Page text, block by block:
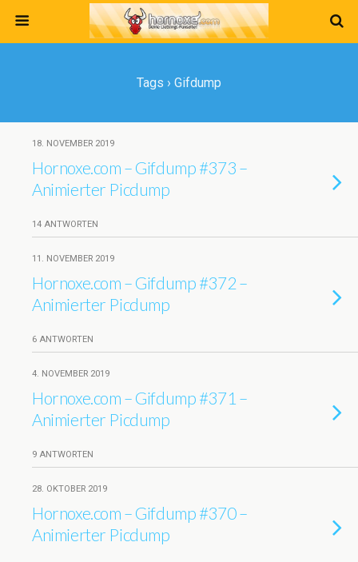
Tags › Gifdump
18. NOVEMBER 2019
Hornoxe.com – Gifdump #373 –
Animierter Picdump
14 ANTWORTEN
11. NOVEMBER 2019
Hornoxe.com – Gifdump #372 –
Animierter Picdump
6 ANTWORTEN
4. NOVEMBER 2019
Hornoxe.com – Gifdump #371 –
Animierter Picdump
9 ANTWORTEN
28. OKTOBER 2019
Hornoxe.com – Gifdump #370 –
Animierter Picdump